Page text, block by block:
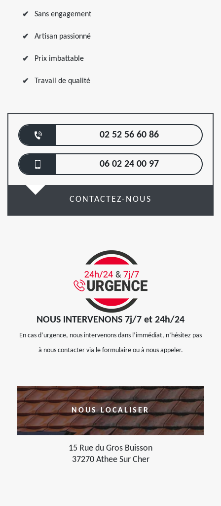
Sans engagement
Artisan passionné
Prix imbattable
Travail de qualité
02 52 56 60 86
06 02 24 00 97
CONTACTEZ-NOUS
NOUS INTERVENONS 7j/7 et 24h/24
En cas d’urgence, nous intervenons dans l’immédiat, n’hésitez pas
à nous contacter via le formulaire ou à nous appeler.
NOUS LOCALISER
15 Rue du Gros Buisson
37270 Athee Sur Cher